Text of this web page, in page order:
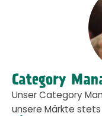
Category
Unser Category
unsere Märkte